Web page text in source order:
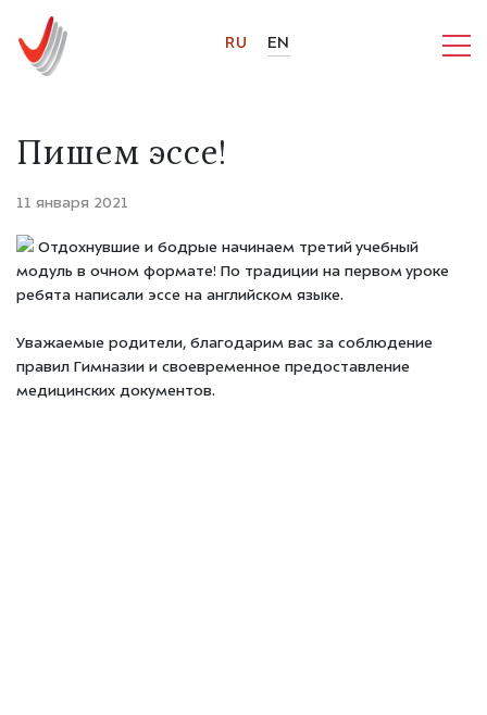
RU EN
Пишем эссе!
11 января 2021
Отдохнувшие и бодрые начинаем третий учебный
модуль в очном формате! По традиции на первом уроке
ребята написали эссе на английском языке.
Уважаемые родители, благодарим вас за соблюдение
правил Гимназии и своевременное предоставление
медицинских документов.